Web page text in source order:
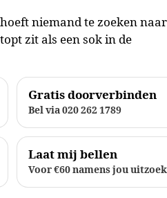
niemand te zoeken
zit als een sok in de
Gratis doorverbinden
Bel via 020 262 1789
Laat mij bellen
Voor €60 namens jou